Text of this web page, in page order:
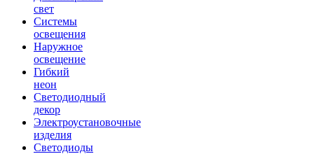
свет
Системы
освещения
Наружное
освещение
Гибкий
неон
Светодиодный
декор
Электроустановочные
изделия
Светодиоды